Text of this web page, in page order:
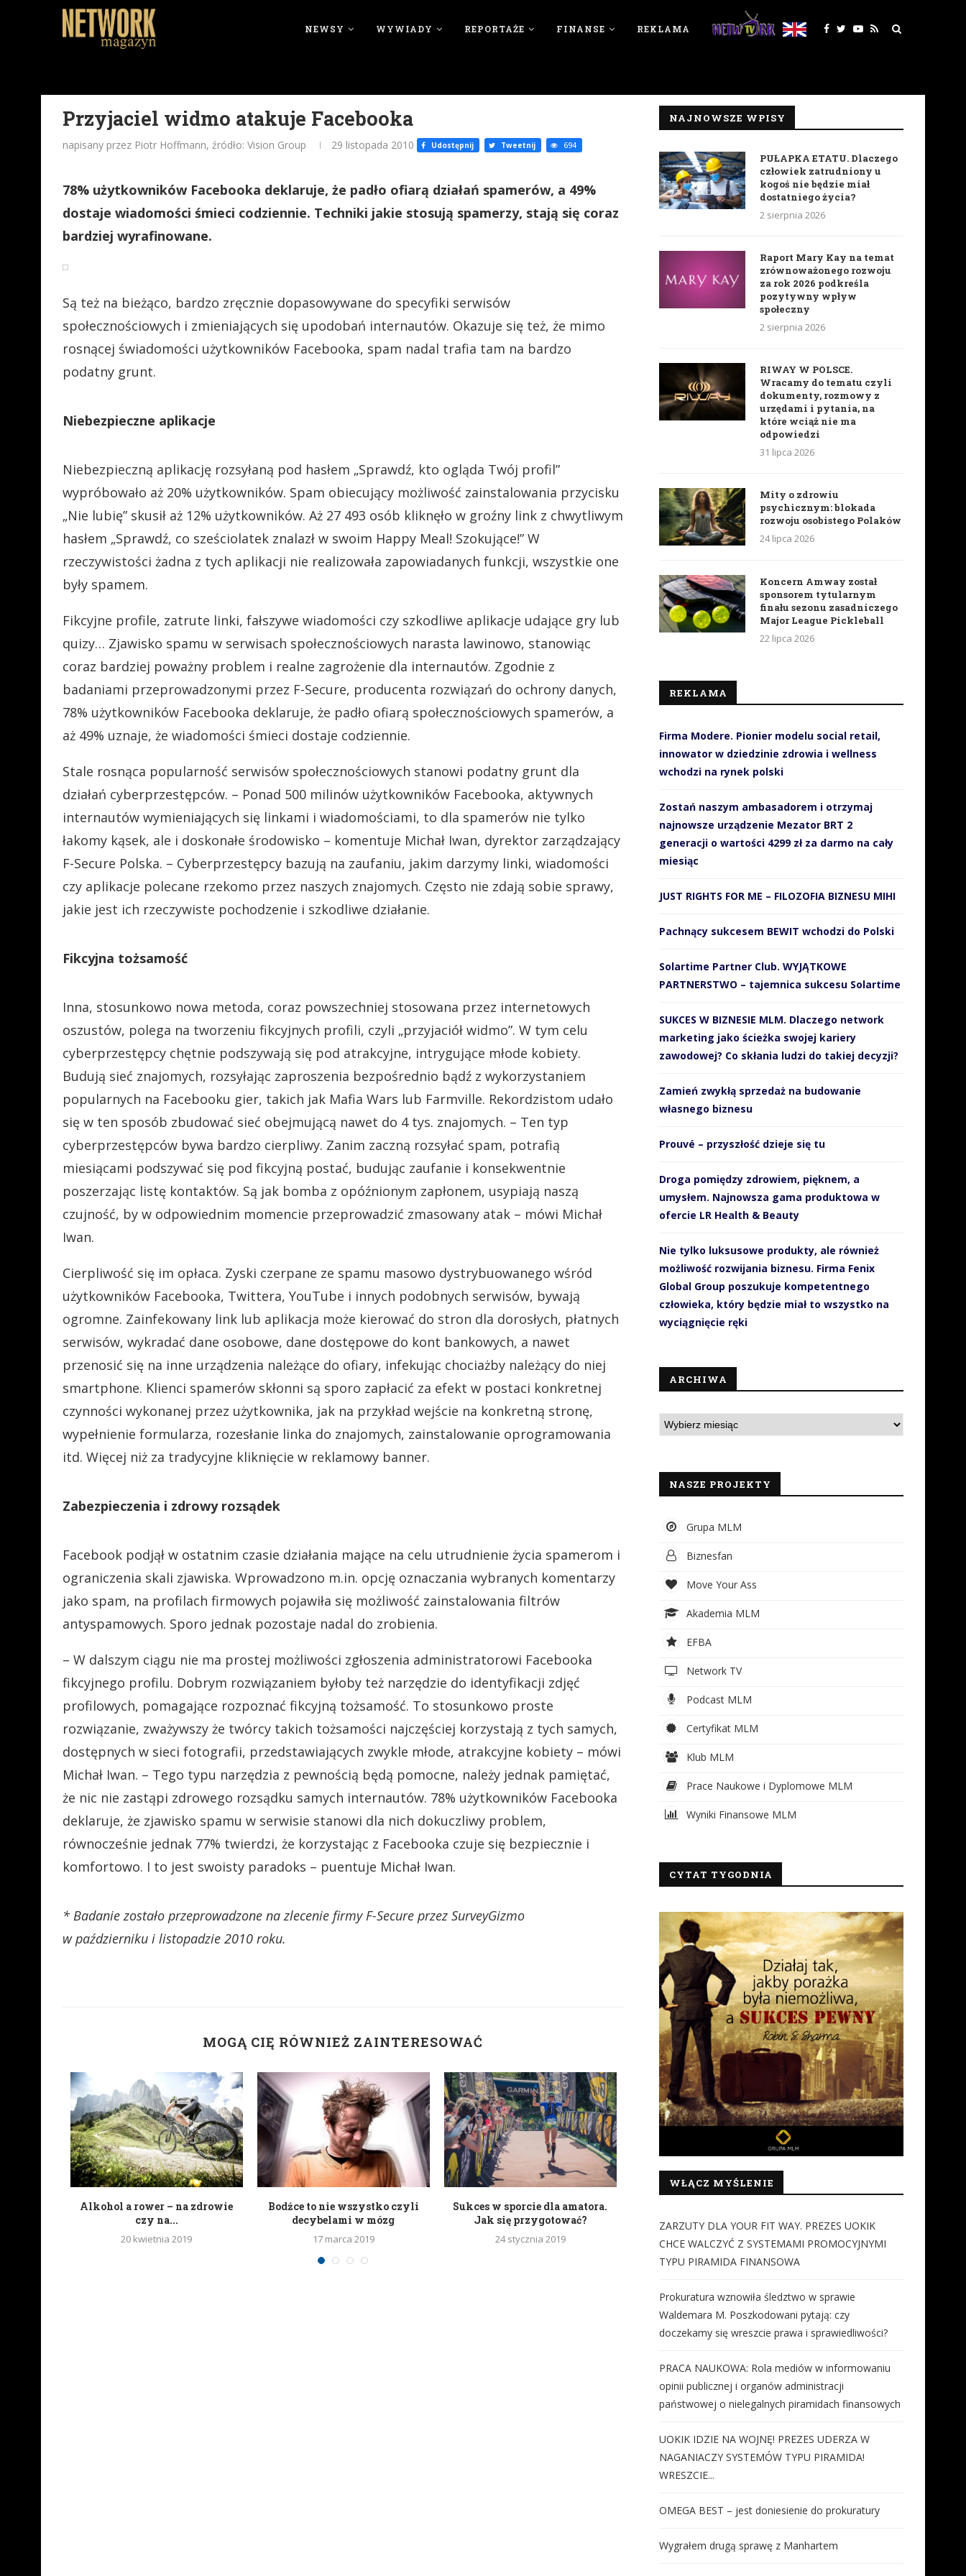
NEWSY WYWIADY REPORTAŻE FINANSE REKLAMA
Przyjaciel widmo atakuje Facebooka
napisany przez Piotr Hoffmann, źródło: Vision Group 29 listopada 2010 Udostępnij Tweetnij 694
78% użytkowników Facebooka deklaruje, że padło ofiarą działań spamerów, a 49%
dostaje wiadomości śmieci codziennie. Techniki jakie stosują spamerzy, stają się coraz
bardziej wyrafinowane.
Są też na bieżąco, bardzo zręcznie dopasowywane do specyfiki serwisów
społecznościowych i zmieniających się upodobań internautów. Okazuje się też, że mimo
rosnącej świadomości użytkowników Facebooka, spam nadal trafia tam na bardzo
podatny grunt.
Niebezpieczne aplikacje
Niebezpieczną aplikację rozsyłaną pod hasłem „Sprawdź, kto ogląda Twój profil”
wypróbowało aż 20% użytkowników. Spam obiecujący możliwość zainstalowania przycisku
„Nie lubię” skusił aż 12% użytkowników. Aż 27 493 osób kliknęło w groźny link z chwytliwym
hasłem „Sprawdź, co sześciolatek znalazł w swoim Happy Meal! Szokujące!” W
rzeczywistości żadna z tych aplikacji nie realizowała zapowiadanych funkcji, wszystkie one
były spamem.
Fikcyjne profile, zatrute linki, fałszywe wiadomości czy szkodliwe aplikacje udające gry lub
quizy… Zjawisko spamu w serwisach społecznościowych narasta lawinowo, stanowiąc
coraz bardziej poważny problem i realne zagrożenie dla internautów. Zgodnie z
badaniami przeprowadzonymi przez F-Secure, producenta rozwiązań do ochrony danych,
78% użytkowników Facebooka deklaruje, że padło ofiarą społecznościowych spamerów, a
aż 49% uznaje, że wiadomości śmieci dostaje codziennie.
Stale rosnąca popularność serwisów społecznościowych stanowi podatny grunt dla
działań cyberprzestępców. – Ponad 500 milinów użytkowników Facebooka, aktywnych
internautów wymieniających się linkami i wiadomościami, to dla spamerów nie tylko
łakomy kąsek, ale i doskonałe środowisko – komentuje Michał Iwan, dyrektor zarządzający
F-Secure Polska. – Cyberprzestępcy bazują na zaufaniu, jakim darzymy linki, wiadomości
czy aplikacje polecane rzekomo przez naszych znajomych. Często nie zdają sobie sprawy,
jakie jest ich rzeczywiste pochodzenie i szkodliwe działanie.
Fikcyjna tożsamość
Inna, stosunkowo nowa metoda, coraz powszechniej stosowana przez internetowych
oszustów, polega na tworzeniu fikcyjnych profili, czyli „przyjaciół widmo”. W tym celu
cyberprzestępcy chętnie podszywają się pod atrakcyjne, intrygujące młode kobiety.
Budują sieć znajomych, rozsyłając zaproszenia bezpośrednio bądź z wykorzystaniem
popularnych na Facebooku gier, takich jak Mafia Wars lub Farmville. Rekordzistom udało
się w ten sposób zbudować sieć obejmującą nawet do 4 tys. znajomych. – Ten typ
cyberprzestępców bywa bardzo cierpliwy. Zanim zaczną rozsyłać spam, potrafią
miesiącami podszywać się pod fikcyjną postać, budując zaufanie i konsekwentnie
poszerzając listę kontaktów. Są jak bomba z opóźnionym zapłonem, usypiają naszą
czujność, by w odpowiednim momencie przeprowadzić zmasowany atak – mówi Michał
Iwan.
Cierpliwość się im opłaca. Zyski czerpane ze spamu masowo dystrybuowanego wśród
użytkowników Facebooka, Twittera, YouTube i innych podobnych serwisów, bywają
ogromne. Zainfekowany link lub aplikacja może kierować do stron dla dorosłych, płatnych
serwisów, wykradać dane osobowe, dane dostępowe do kont bankowych, a nawet
przenosić się na inne urządzenia należące do ofiary, infekując chociażby należący do niej
smartphone. Klienci spamerów skłonni są sporo zapłacić za efekt w postaci konkretnej
czynności wykonanej przez użytkownika, jak na przykład wejście na konkretną stronę,
wypełnienie formularza, rozesłanie linka do znajomych, zainstalowanie oprogramowania
itd. Więcej niż za tradycyjne kliknięcie w reklamowy banner.
Zabezpieczenia i zdrowy rozsądek
Facebook podjął w ostatnim czasie działania mające na celu utrudnienie życia spamerom i
ograniczenia skali zjawiska. Wprowadzono m.in. opcję oznaczania wybranych komentarzy
jako spam, na profilach firmowych pojawiła się możliwość zainstalowania filtrów
antyspamowych. Sporo jednak pozostaje nadal do zrobienia.
– W dalszym ciągu nie ma prostej możliwości zgłoszenia administratorowi Facebooka
fikcyjnego profilu. Dobrym rozwiązaniem byłoby też narzędzie do identyfikacji zdjęć
profilowych, pomagające rozpoznać fikcyjną tożsamość. To stosunkowo proste
rozwiązanie, zważywszy że twórcy takich tożsamości najczęściej korzystają z tych samych,
dostępnych w sieci fotografii, przedstawiających zwykle młode, atrakcyjne kobiety – mówi
Michał Iwan. – Tego typu narzędzia z pewnością będą pomocne, należy jednak pamiętać,
że nic nie zastąpi zdrowego rozsądku samych internautów. 78% użytkowników Facebooka
deklaruje, że zjawisko spamu w serwisie stanowi dla nich dokuczliwy problem,
równocześnie jednak 77% twierdzi, że korzystając z Facebooka czuje się bezpiecznie i
komfortowo. I to jest swoisty paradoks – puentuje Michał Iwan.
* Badanie zostało przeprowadzone na zlecenie firmy F-Secure przez SurveyGizmo
w październiku i listopadzie 2010 roku.
MOGĄ CIĘ RÓWNIEŻ ZAINTERESOWAĆ
Alkohol a rower – na zdrowie
czy na...
20 kwietnia 2019
Bodźce to nie wszystko czyli
decybelami w mózg
17 marca 2019
Sukces w sporcie dla amatora.
Jak się przygotować?
24 stycznia 2019
organizacyjnie i finansowo
WOŚP?
10 stycznia 2019
jeść mięso, aby...
21 listopada 2018
NAJNOWSZE WPISY
PUŁAPKA ETATU. Dlaczego
człowiek zatrudniony u
kogoś nie będzie miał
dostatniego życia?
2 sierpnia 2026
Raport Mary Kay na temat
zrównoważonego rozwoju
za rok 2026 podkreśla
pozytywny wpływ
społeczny
2 sierpnia 2026
RIWAY W POLSCE.
Wracamy do tematu czyli
dokumenty, rozmowy z
urzędami i pytania, na
które wciąż nie ma
odpowiedzi
31 lipca 2026
Mity o zdrowiu
psychicznym: blokada
rozwoju osobistego Polaków
24 lipca 2026
Koncern Amway został
sponsorem tytularnym
finału sezonu zasadniczego
Major League Pickleball
22 lipca 2026
REKLAMA
Firma Modere. Pionier modelu social retail,
innowator w dziedzinie zdrowia i wellness
wchodzi na rynek polski
Zostań naszym ambasadorem i otrzymaj
najnowsze urządzenie Mezator BRT 2
generacji o wartości 4299 zł za darmo na cały
miesiąc
JUST RIGHTS FOR ME – FILOZOFIA BIZNESU MIHI
Pachnący sukcesem BEWIT wchodzi do Polski
Solartime Partner Club. WYJĄTKOWE
PARTNERSTWO – tajemnica sukcesu Solartime
SUKCES W BIZNESIE MLM. Dlaczego network
marketing jako ścieżka swojej kariery
zawodowej? Co skłania ludzi do takiej decyzji?
Zamień zwykłą sprzedaż na budowanie
własnego biznesu
Prouvé – przyszłość dzieje się tu
Droga pomiędzy zdrowiem, pięknem, a
umysłem. Najnowsza gama produktowa w
ofercie LR Health & Beauty
Nie tylko luksusowe produkty, ale również
możliwość rozwijania biznesu. Firma Fenix
Global Group poszukuje kompetentnego
człowieka, który będzie miał to wszystko na
wyciągnięcie ręki
ARCHIWA
NASZE PROJEKTY
Grupa MLM
Biznesfan
Move Your Ass
Akademia MLM
EFBA
Network TV
Podcast MLM
Certyfikat MLM
Klub MLM
Prace Naukowe i Dyplomowe MLM
Wyniki Finansowe MLM
CYTAT TYGODNIA
WŁĄCZ MYŚLENIE
ZARZUTY DLA YOUR FIT WAY. PREZES UOKIK
CHCE WALCZYĆ Z SYSTEMAMI PROMOCYJNYMI
TYPU PIRAMIDA FINANSOWA
Prokuratura wznowiła śledztwo w sprawie
Waldemara M. Poszkodowani pytają: czy
doczekamy się wreszcie prawa i sprawiedliwości?
PRACA NAUKOWA: Rola mediów w informowaniu
opinii publicznej i organów administracji
państwowej o nielegalnych piramidach finansowych
UOKIK IDZIE NA WOJNĘ! PREZES UDERZA W
NAGANIACZY SYSTEMÓW TYPU PIRAMIDA!
WRESZCIE...
OMEGA BEST – jest doniesienie do prokuratury
Wygrałem drugą sprawę z Manhartem